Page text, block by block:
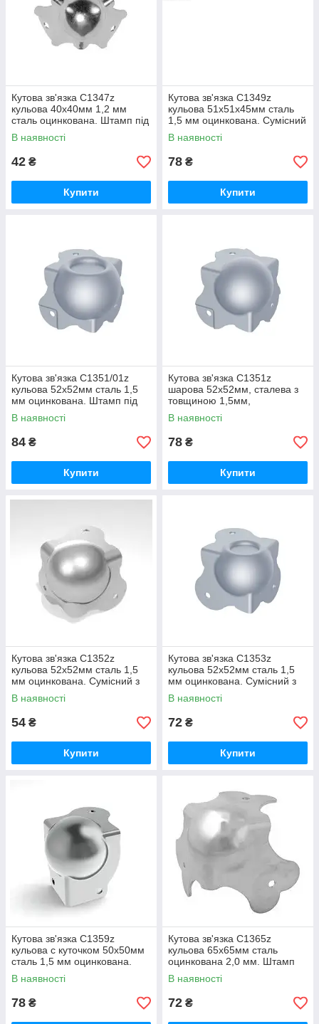
Кутова зв'язка C1347z
кульова 40х40мм 1,2 мм
сталь оцинкована. Штамп під
профіль 23х23мм. Для
профілю з
В наявності
42 ₴
Купити
Кутова зв'язка С1349z
кульова 51х51х45мм сталь
1,5 мм оцинкована. Сумісний
з профілем 0425, 0445, 0470
В наявності
78 ₴
Купити
Кутова зв'язка C1351/01z
кульова 52х52мм сталь 1,5
мм оцинкована. Штамп під
профіль 31х31мм. Сумісний з
проф
В наявності
84 ₴
Купити
Кутова зв'язка C1351z
шарова 52х52мм, сталева з
товщиною 1,5мм,
оцинкована. Штамп під
профіль 31х31мм
В наявності
78 ₴
Купити
Кутова зв'язка C1352z
кульова 52х52мм сталь 1,5
мм оцинкована. Сумісний з
профілем 0126,0100, 0153,
0170.
В наявності
54 ₴
Купити
Кутова зв'язка C1353z
кульова 52х52мм сталь 1,5
мм оцинкована. Сумісний з
профілем 0126,0100, 0153,
0170.
В наявності
72 ₴
Купити
Кутова зв'язка C1359z
кульова c куточком 50х50мм
сталь 1,5 мм оцинкована.
Сумісний з профілем
0126,0100,
В наявності
78 ₴
Кутова зв'язка C1365z
кульова 65х65мм сталь
оцинкована 2,0 мм. Штамп
під профіль 31х31мм. Для
профілю з
В наявності
72 ₴